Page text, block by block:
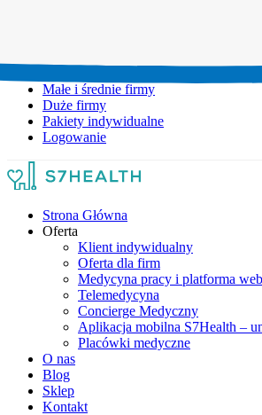
Małe i średnie firmy
Duże firmy
Pakiety indywidualne
Logowanie
Strona Główna
Oferta
Klient indywidualny
Oferta dla firm
Medycyna pracy i platforma
Telemedycyna
Concierge Medyczny
Aplikacja mobilna S7Health –
Placówki medyczne
O nas
Blog
Sklep
Kontakt